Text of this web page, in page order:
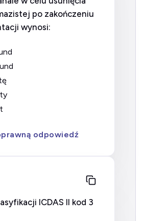
po zakończeniu
wynosi:
odpowiedź
ICDAS II kod 3